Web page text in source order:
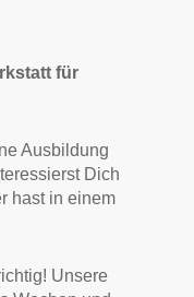
für
Ausbildung
Dich
hast in einem
Unsere